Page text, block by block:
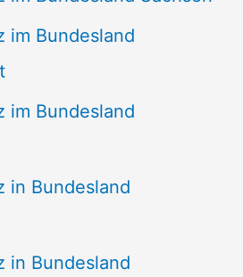
im Bundesland
im Bundesland
in Bundesland
in Bundesland